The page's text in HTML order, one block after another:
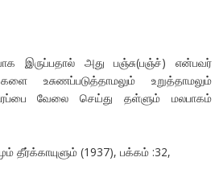
இருப்பதால் அது பஞ்சு(பஞ்ச்) என்பவர்
உசுணப்படுத்தாமலும் உறுத்தாமலும்
வேலை செய்து தள்ளும் மலபாகம்
(1937), பக்கம் :32,